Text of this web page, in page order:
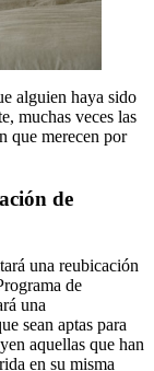
alguien haya sido
muchas veces las
que merecen por
de
una reubicación
de
una
sean aptas para
aquellas que han
en su misma